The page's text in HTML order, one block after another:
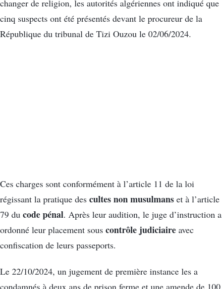
changer de religion, les autorités algériennes ont indiqué que
cinq suspects ont été présentés devant le procureur de la
République du tribunal de Tizi Ouzou le 02/06/2024.
Ces charges sont conformément à l’article 11 de la loi
régissant la pratique des cultes non musulmans et à l’article
79 du code pénal. Après leur audition, le juge d’instruction a
ordonné leur placement sous contrôle judiciaire avec
confiscation de leurs passeports.
Le 22/10/2024, un jugement de première instance les a